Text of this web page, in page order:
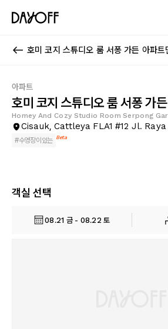
호미 코지 스튜디오 룸 서퐁 가든 아파트
아파트
호미 코지 스튜디오 룸 서퐁 가
Homey And Cozy Studio Room Serpong
Cisauk, Cattleya FLA1 #12 Jl.
#수영장이있는 Beta
객실 선택
08.21 금 - 08.22 토